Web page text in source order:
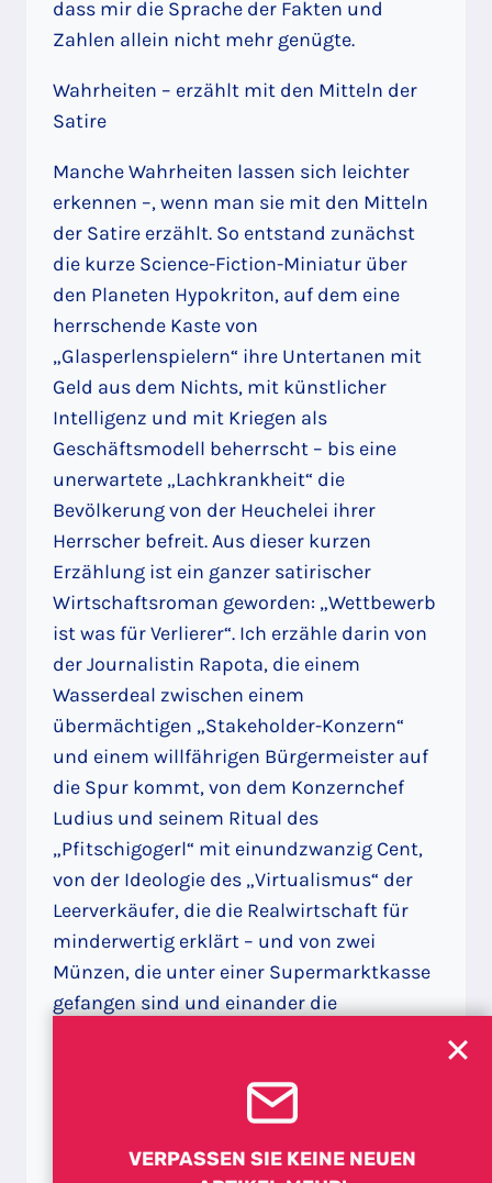
dass mir die Sprache der Fakten und
Zahlen allein nicht mehr genügte.
Wahrheiten – erzählt mit den Mitteln der
Satire
Manche Wahrheiten lassen sich leichter
erkennen –, wenn man sie mit den Mitteln
der Satire erzählt. So entstand zunächst
die kurze Science-Fiction-Miniatur über
den Planeten Hypokriton, auf dem eine
herrschende Kaste von
„Glasperlenspielern“ ihre Untertanen mit
Geld aus dem Nichts, mit künstlicher
Intelligenz und mit Kriegen als
Geschäftsmodell beherrscht – bis eine
unerwartete „Lachkrankheit“ die
Bevölkerung von der Heuchelei ihrer
Herrscher befreit. Aus dieser kurzen
Erzählung ist ein ganzer satirischer
Wirtschaftsroman geworden: „Wettbewerb
ist was für Verlierer“. Ich erzähle darin von
der Journalistin Rapota, die einem
Wasserdeal zwischen einem
übermächtigen „Stakeholder-Konzern“
und einem willfährigen Bürgermeister auf
die Spur kommt, von dem Konzernchef
Ludius und seinem Ritual des
„Pfitschigogerl“ mit einundzwanzig Cent,
von der Ideologie des „Virtualismus“ der
Leerverkäufer, die die Realwirtschaft für
minderwertig erklärt – und von zwei
Münzen, die unter einer Supermarktkasse
gefangen sind und einander die
Indebitamento, kehrt jenes Motiv zurück,
mit dem schon die kurze Erzählung über
Hypokriton endete: das befreiende,
VERPASSEN SIE KEINE NEUEN